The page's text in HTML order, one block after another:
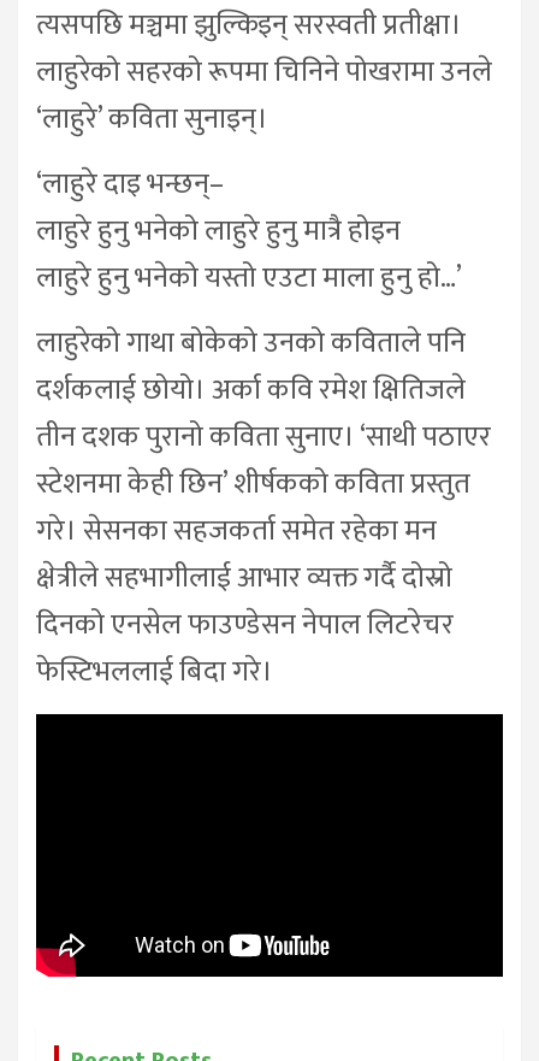
त्यसपछि मञ्चमा झुल्किइन् सरस्वती प्रतीक्षा।
लाहुरेको सहरको रूपमा चिनिने पोखरामा उनले
‘लाहुरे’ कविता सुनाइन्।
‘लाहुरे दाइ भन्छन्–
लाहुरे हुनु भनेको लाहुरे हुनु मात्रै होइन
लाहुरे हुनु भनेको यस्तो एउटा माला हुनु हो…’
लाहुरेको गाथा बोकेको उनको कविताले पनि
दर्शकलाई छोयो। अर्का कवि रमेश क्षितिजले
तीन दशक पुरानो कविता सुनाए। ‘साथी पठाएर
स्टेशनमा केही छिन’ शीर्षकको कविता प्रस्तुत
गरे। सेसनका सहजकर्ता समेत रहेका मन
क्षेत्रीले सहभागीलाई आभार व्यक्त गर्दै दोस्रो
दिनको एनसेल फाउण्डेसन नेपाल लिटरेचर
फेस्टिभललाई बिदा गरे।